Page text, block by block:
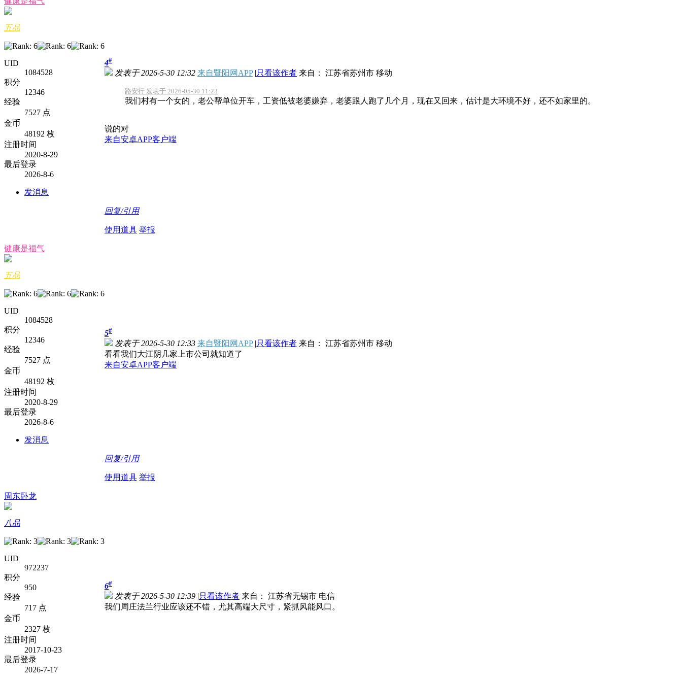
五品
UID
1084528
积分
12346
经验
7527 点
金币
48192 枚
注册时间
2020-8-29
最后登录
2026-8-6
发消息
4#
发表于 2026-5-30 12:32 来自暨阳网APP |只看该作者 来自： 江苏省苏州市 移动
路安行 发表于 2026-05-30 11:23
我们村有一个女的，老公帮单位开车，工资低被老婆嫌弃，老婆跟人跑了几个月，现在又回来，估计是大环境不好，还不如家里的。
说的对
来自安卓APP客户端
回复/引用
使用道具 举报
健康是福气
五品
UID
1084528
积分
12346
经验
7527 点
金币
48192 枚
注册时间
2020-8-29
最后登录
2026-8-6
发消息
5#
发表于 2026-5-30 12:33 来自暨阳网APP |只看该作者 来自： 江苏省苏州市 移动
看看我们大江阴几家上市公司就知道了
来自安卓APP客户端
回复/引用
使用道具 举报
周东卧龙
八品
UID
972237
积分
950
经验
717 点
金币
2327 枚
注册时间
2017-10-23
最后登录
2026-7-17
6#
发表于 2026-5-30 12:39 |只看该作者 来自： 江苏省无锡市 电信
我们周庄法兰行业应该还不错，尤其高端大尺寸，紧抓风能风口。